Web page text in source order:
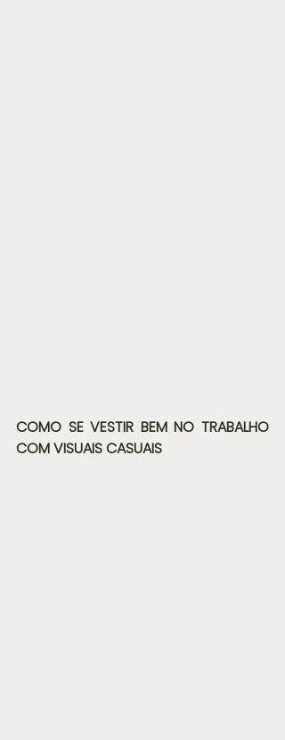
COMO SE VESTIR BEM NO TRABALHO
COM VISUAIS CASUAIS